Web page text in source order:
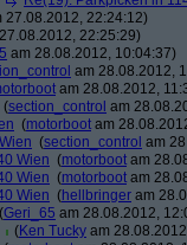
27.08.2012, 22:24:12)
22:25:29)
am 28.08.2012, 10:04:37)
am 28.08.2012,
am 28.08.2012,
(section_control am
(motorboot am
(section_control am
Wien (motorboot am
Wien (motorboot am
Wien (hellbringer am
(Geri_65 am 28.08.2012,
(Ken Tucky am